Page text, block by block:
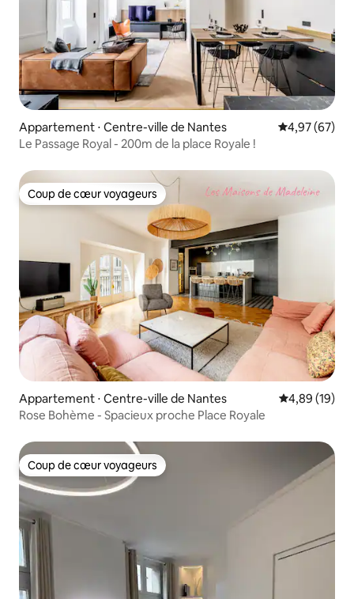
Appartement ⋅ Centre-ville de Nantes Évaluation
4,97 (67)
Le Passage Royal - 200m de la place Royale !
Coup de cœur voyageurs
Coup de cœur voyageurs
Appartement ⋅ Centre-ville de Nantes Évaluation
4,89 (19)
Rose Bohème - Spacieux proche Place Royale
Coup de cœur voyageurs
Coup de cœur voyageurs